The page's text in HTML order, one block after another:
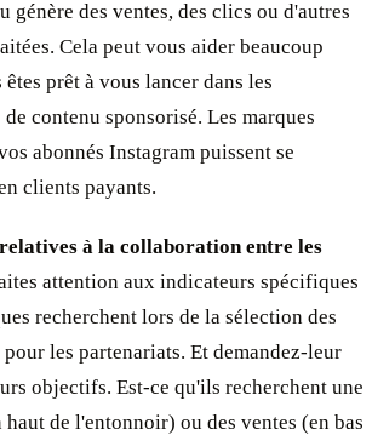
génère des ventes, des clics ou d'autres
Cela peut vous aider beaucoup
prêt à vous lancer dans les
contenu sponsorisé. Les marques
abonnés Instagram puissent se
clients payants.
à la collaboration entre les
attention aux indicateurs spécifiques
recherchent lors de la sélection des
les partenariats. Et demandez-leur
objectifs. Est-ce qu'ils recherchent une
de l'entonnoir) ou des ventes (en bas